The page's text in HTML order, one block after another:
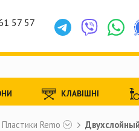
Пластики Remo
57 57
КЛАВІШНІ